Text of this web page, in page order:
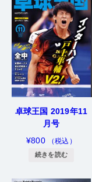
卓球王国 2019年11
月号
¥800 （税込）
続きを読む